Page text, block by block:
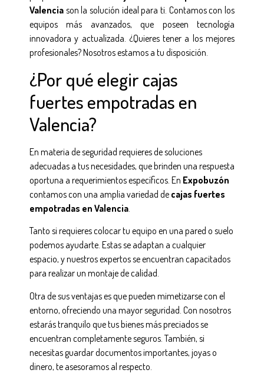
Valencia son la solución ideal para ti. Contamos con los
equipos más avanzados, que poseen tecnología
innovadora y actualizada. ¿Quieres tener a los mejores
profesionales? Nosotros estamos a tu disposición.
¿Por qué elegir cajas
fuertes empotradas en
Valencia?
En materia de seguridad requieres de soluciones
adecuadas a tus necesidades, que brinden una respuesta
oportuna a requerimientos específicos. En Expobuzón
contamos con una amplia variedad de cajas fuertes
empotradas en Valencia
Tanto si requieres colocar tu equipo en una pared o suelo
podemos ayudarte. Estas se adaptan a cualquier
espacio, y nuestros expertos se encuentran capacitados
para realizar un montaje de calidad.
Otra de sus ventajas es que pueden mimetizarse con el
entorno, ofreciendo una mayor seguridad. Con nosotros
estarás tranquilo que tus bienes más preciados se
encuentran completamente seguros. También, si
necesitas guardar documentos importantes, joyas o
dinero, te asesoramos al respecto.